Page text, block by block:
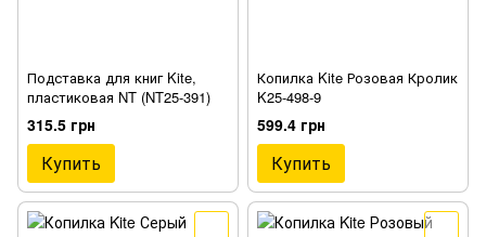
Подставка для книг Kite,
пластиковая NT (NT25-391)
315.5 грн
Купить
Копилка Kite Розовая Кролик
K25-498-9
599.4 грн
Купить